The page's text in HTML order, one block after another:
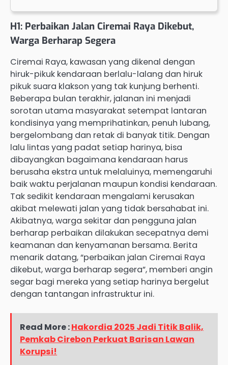
H1: Perbaikan Jalan Ciremai Raya Dikebut,
Warga Berharap Segera
Ciremai Raya, kawasan yang dikenal dengan
hiruk-pikuk kendaraan berlalu-lalang dan hiruk
pikuk suara klakson yang tak kunjung berhenti.
Beberapa bulan terakhir, jalanan ini menjadi
sorotan utama masyarakat setempat lantaran
kondisinya yang memprihatinkan, penuh lubang,
bergelombang dan retak di banyak titik. Dengan
lalu lintas yang padat setiap harinya, bisa
dibayangkan bagaimana kendaraan harus
berusaha ekstra untuk melaluinya, memengaruhi
baik waktu perjalanan maupun kondisi kendaraan.
Tak sedikit kendaraan mengalami kerusakan
akibat melewati jalan yang tidak bersahabat ini.
Akibatnya, warga sekitar dan pengguna jalan
berharap perbaikan dilakukan secepatnya demi
keamanan dan kenyamanan bersama. Berita
menarik datang, “perbaikan jalan Ciremai Raya
dikebut, warga berharap segera”, memberi angin
segar bagi mereka yang setiap harinya bergelut
dengan tantangan infrastruktur ini.
Read More :Hakordia 2025 Jadi Titik Balik,
Pemkab Cirebon Perkuat Barisan Lawan
Korupsi!